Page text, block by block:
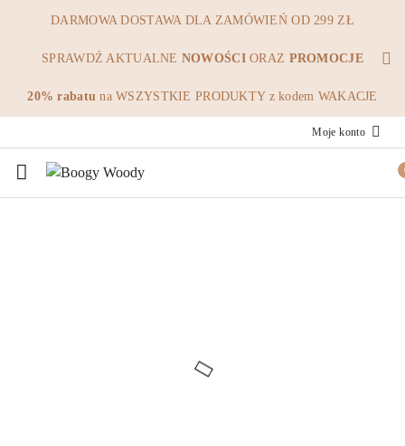
Przejdź do treści głównej
Przejdź do wyszukiwarki
Przejdź do moje konto
Przejdź do menu głównego
Przejdź do opisu produktu
Przejdź do stopki
DARMOWA DOSTAWA DLA ZAMÓWIEŃ OD 299 ZŁ
SPRAWDŹ AKTUALNE NOWOŚCIORAZ PROMOCJE
20% rabatu na WSZYSTKIE PRODUKTY z kodem WAKACJE
Moje konto